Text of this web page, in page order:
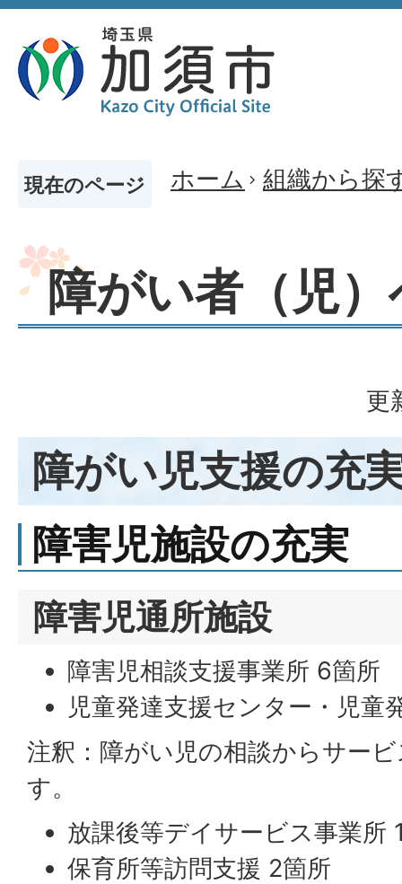
現在のページ ホーム 組織から探
障がい者（児
更
障がい児支援の充
障害児施設の充実
障害児通所施設
障害児相談支援事業所 6箇所
児童発達支援センター・児童
注釈：障がい児の相談からサー
す。
放課後等デイサービス事業所
保育所等訪問支援 2箇所